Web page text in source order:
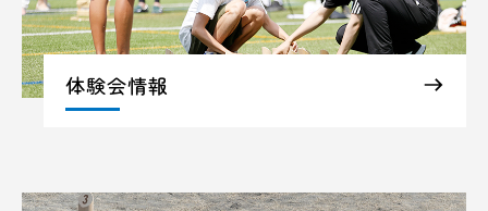
体験会情報